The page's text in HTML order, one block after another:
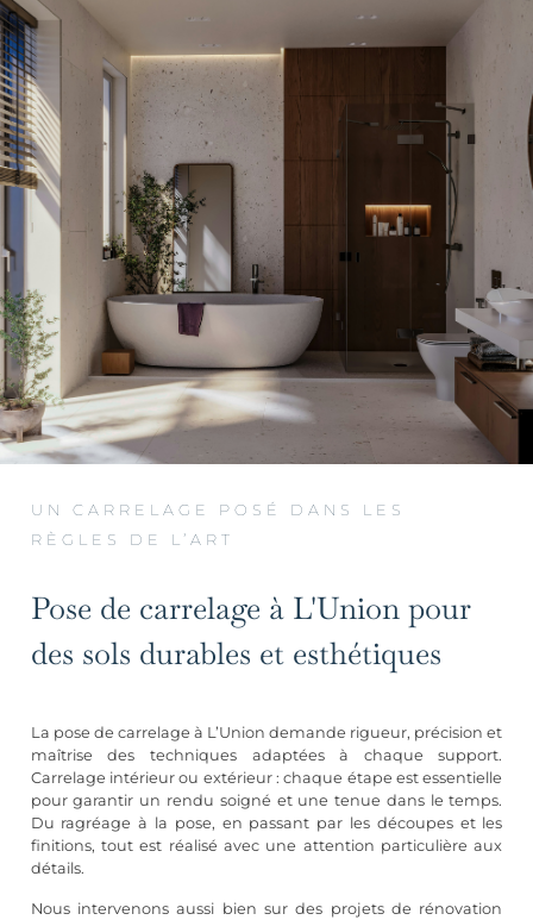
UN CARRELAGE POSÉ DANS LES
RÈGLES DE L’ART
Pose de carrelage à L'Union pour
des sols durables et esthétiques
La pose de carrelage à L’Union demande rigueur, précision et
maîtrise des techniques adaptées à chaque support.
Carrelage intérieur ou extérieur : chaque étape est essentielle
pour garantir un rendu soigné et une tenue dans le temps.
Du ragréage à la pose, en passant par les découpes et les
finitions, tout est réalisé avec une attention particulière aux
détails.
Nous intervenons aussi bien sur des projets de rénovation